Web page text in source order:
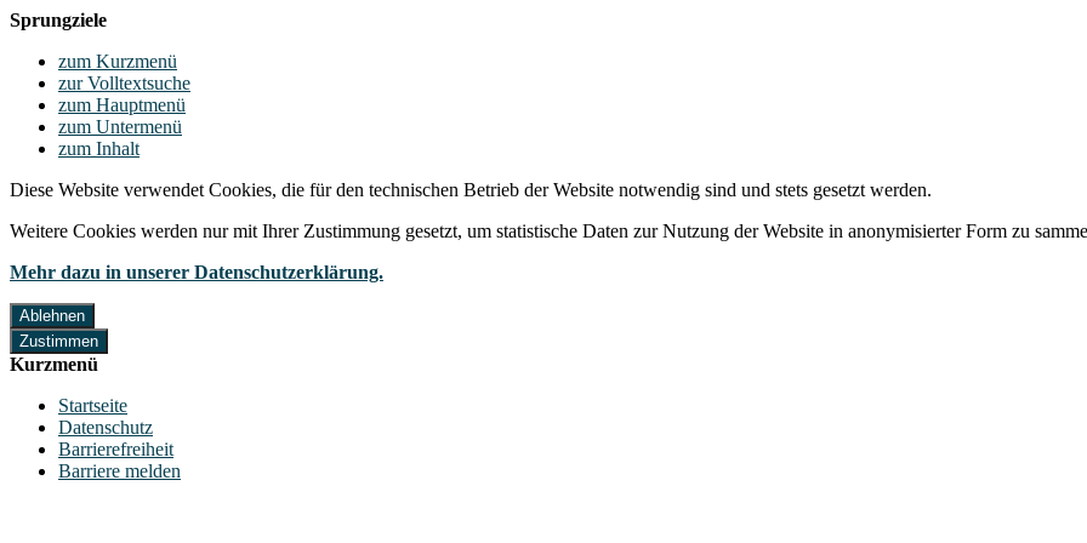
Sprungziele
zum Kurzmenü
zur Volltextsuche
zum Hauptmenü
zum Untermenü
zum Inhalt
Diese Website verwendet Cookies, die für den technischen Betrieb der Website notwendig sind und stets gesetzt werden.
Weitere Cookies werden nur mit Ihrer Zustimmung gesetzt, um statistische Daten zur Nutzung der Website in anonymisierter Form zu
Mehr dazu in unserer Datenschutzerklärung.
Ablehnen
Zustimmen
Kurzmenü
Startseite
Datenschutz
Barrierefreiheit
Barriere melden